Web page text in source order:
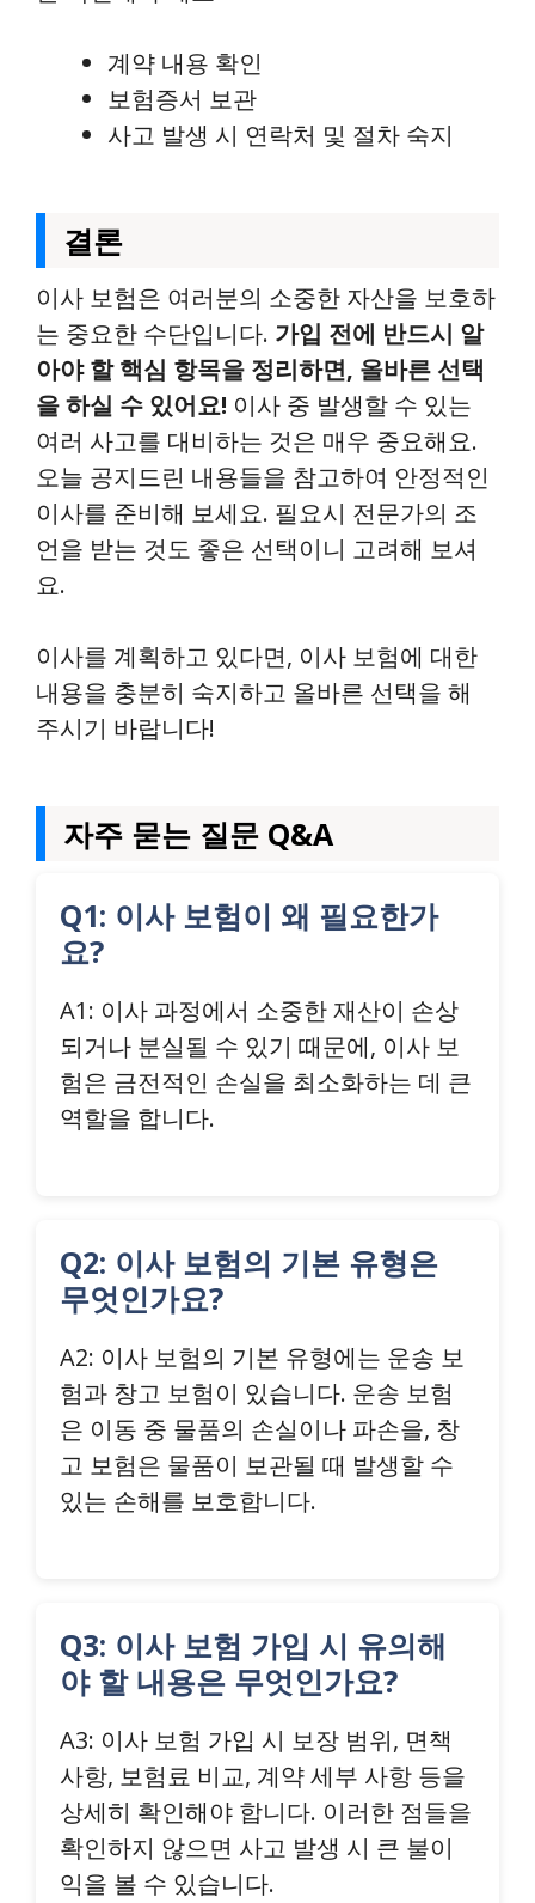
계약 내용 확인
보험증서 보관
사고 발생 시 연락처 및 절차 숙지
결론
이사 보험은 여러분의 소중한 자산을 보호하
는 중요한 수단입니다. 가입 전에 반드시 알
아야 할 핵심 항목을 정리하면, 올바른 선택
을 하실 수 있어요! 이사 중 발생할 수 있는
여러 사고를 대비하는 것은 매우 중요해요.
오늘 공지드린 내용들을 참고하여 안정적인
이사를 준비해 보세요. 필요시 전문가의 조
언을 받는 것도 좋은 선택이니 고려해 보셔
요.
이사를 계획하고 있다면, 이사 보험에 대한
내용을 충분히 숙지하고 올바른 선택을 해
주시기 바랍니다!
자주 묻는 질문 Q&A
Q1: 이사 보험이 왜 필요한가
요?
A1: 이사 과정에서 소중한 재산이 손상
되거나 분실될 수 있기 때문에, 이사 보
험은 금전적인 손실을 최소화하는 데 큰
역할을 합니다.
Q2: 이사 보험의 기본 유형은
무엇인가요?
A2: 이사 보험의 기본 유형에는 운송 보
험과 창고 보험이 있습니다. 운송 보험
은 이동 중 물품의 손실이나 파손을, 창
고 보험은 물품이 보관될 때 발생할 수
있는 손해를 보호합니다.
Q3: 이사 보험 가입 시 유의해
야 할 내용은 무엇인가요?
A3: 이사 보험 가입 시 보장 범위, 면책
사항, 보험료 비교, 계약 세부 사항 등을
상세히 확인해야 합니다. 이러한 점들을
확인하지 않으면 사고 발생 시 큰 불이
익을 볼 수 있습니다.